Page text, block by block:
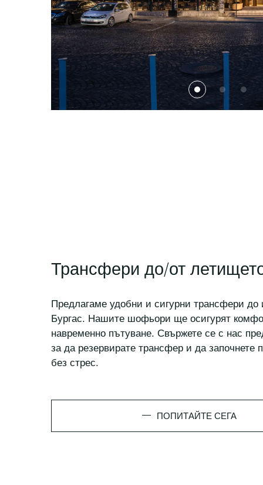
Трансфери до/от
Предлагаме удобни и сигурни трансфери до
Бургас. Нашите шофьори ще осигурят
навременно пътуване. Свържете се с нас
за да резервирате трансфер и да започнете
без стрес.
ПОПИТАЙТЕ СЕГА